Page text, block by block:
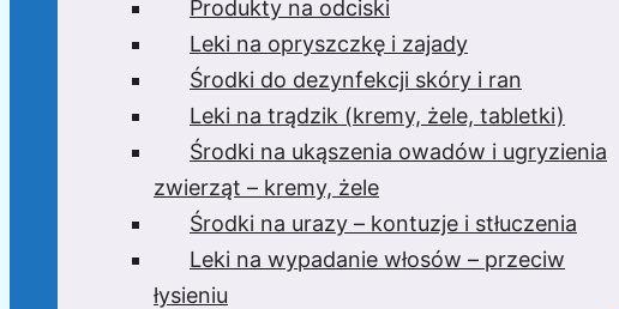
Produkty na odciski
Leki na opryszczkę i zajady
Środki do dezynfekcji skóry i ran
Leki na trądzik (kremy, żele, tabletki)
Środki na ukąszenia owadów i ugryzienia
zwierząt – kremy, żele
Środki na urazy – kontuzje i stłuczenia
Leki na wypadanie włosów – przeciw
łysieniu